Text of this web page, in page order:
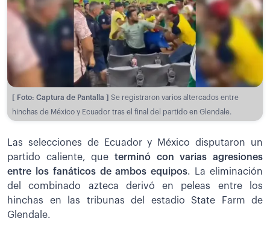
[ Foto: Captura de Pantalla ] Se registraron varios altercados entre
hinchas de México y Ecuador tras el final del partido en Glendale.
Las selecciones de Ecuador y México disputaron un
partido caliente, que terminó con varias agresiones
entre los fanáticos de ambos equipos. La eliminación
del combinado azteca derivó en peleas entre los
hinchas en las tribunas del estadio State Farm de
Glendale.